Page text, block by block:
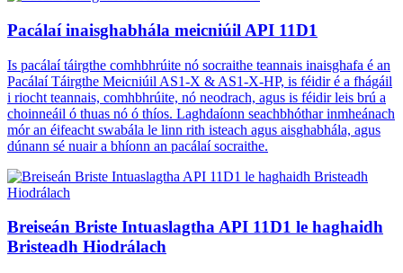
Pacálaí inaisghabhála meicniúil API 11D1
Is pacálaí táirgthe comhbhrúite nó socraithe teannais inaisghafa é an
Pacálaí Táirgthe Meicniúil AS1-X & AS1-X-HP, is féidir é a fhágáil
i riocht teannais, comhbhrúite, nó neodrach, agus is féidir leis brú a
choinneáil ó thuas nó ó thíos. Laghdaíonn seachbhóthar inmheánach
mór an éifeacht swabála le linn rith isteach agus aisghabhála, agus
dúnann sé nuair a bhíonn an pacálaí socraithe.
Breiseán Briste Intuaslagtha API 11D1 le haghaidh
Bristeadh Hiodrálach